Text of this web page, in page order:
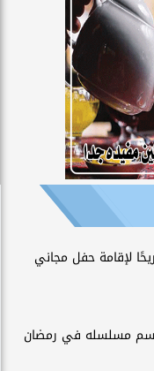
لإقامة حفل مجاني
مسلسله في رمضان